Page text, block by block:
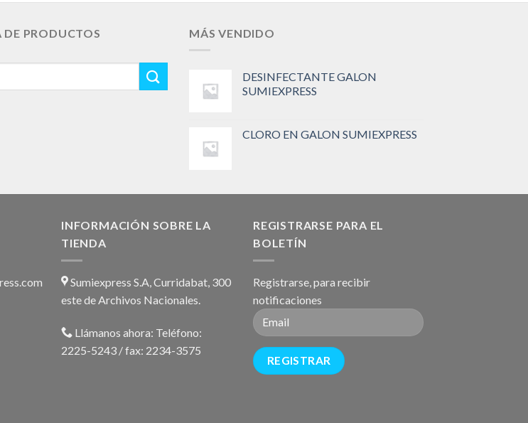
DE PRODUCTOS MÁS VENDIDO
DESINFECTANTE GALON
SUMIEXPRESS
CLORO EN GALON SUMIEXPRESS
INFORMACIÓN SOBRE LA
TIENDA
Sumiexpress S.A, Curridabat, 300
este de Archivos Nacionales.
Llámanos ahora: Teléfono:
2225-5243 / fax: 2234-3575
REGISTRARSE PARA EL
BOLETÍN
Registrarse, para recibir
notificaciones